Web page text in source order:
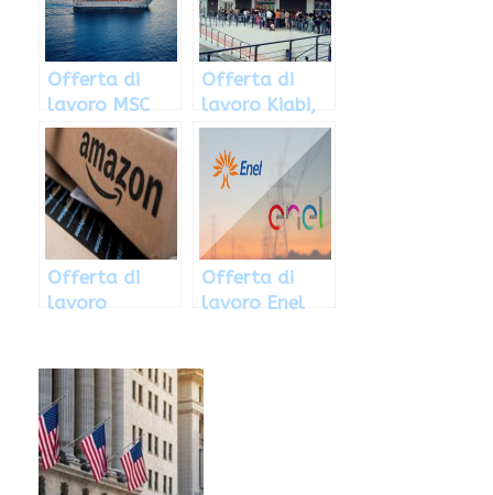
Offerta di
lavoro MSC
Crociere 2018:
le posizioni
aperte
Offerta di
lavoro Kiabi,
le posizioni
aperte
Offerta di
lavoro
aperte ad
Aprile 2018
Offerta di
lavoro Enel
aperte